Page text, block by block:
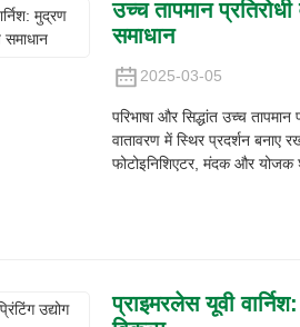
उच्च तापमान
समाधान
2025-03-05
परिभाषा और सिद्धांत उच्च तापमान
वातावरण में स्थिर प्रदर्शन बनाए
फोटोइनिशिएटर, मंदक और योजक
प्राइमरलेस यूवी